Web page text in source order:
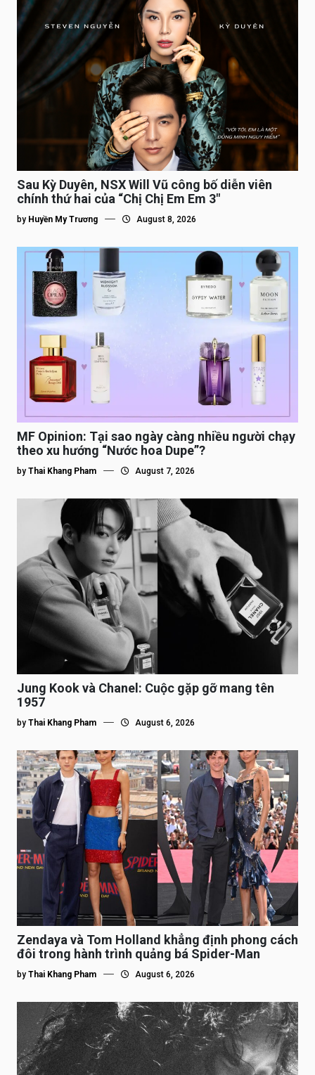
Sau Kỳ Duyên, NSX Will Vũ công bố diễn viên
chính thứ hai của “Chị Chị Em Em 3″
by Huyền My Trương August 8, 2026
MF Opinion: Tại sao ngày càng nhiều người chạy
theo xu hướng “Nước hoa Dupe”?
by Thai Khang Pham August 7, 2026
Jung Kook và Chanel: Cuộc gặp gỡ mang tên
1957
by Thai Khang Pham August 6, 2026
Zendaya và Tom Holland khẳng định phong cách
đôi trong hành trình quảng bá Spider-Man
by Thai Khang Pham August 6, 2026